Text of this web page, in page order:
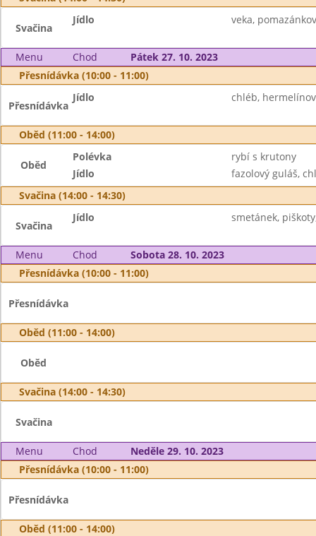
Svačina
Jídlo veka,
Menu Chod
Pátek 27. 10. 2023
Přesnídávka (10:00 - 11:00)
Přesnídávka
Jídlo chléb,
Oběd (11:00 - 14:00)
Oběd
Polévka
rybí s krutony
Jídlo
fazolový guláš,
Svačina (14:00 - 14:30)
Svačina
Jídlo smetánek,
Menu Chod
Sobota 28. 10. 2023
Přesnídávka (10:00 - 11:00)
Přesnídávka
Oběd (11:00 - 14:00)
Oběd
Svačina (14:00 - 14:30)
Svačina
Menu Chod
Neděle 29. 10. 2023
Přesnídávka (10:00 - 11:00)
Přesnídávka
Oběd (11:00 - 14:00)